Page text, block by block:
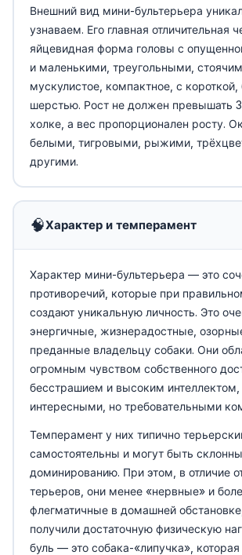
Внешний вид мини-бультерьера
узнаваем. Его главная отличительная
яйцевидная форма головы с
и маленькими, треугольными,
мускулистое, компактное, с
шерстью. Рост не должен превышать
холке, а вес пропорционален росту.
белыми, тигровыми, рыжими,
другими.
🧠Характер и темперамент
Характер мини-бультерьера — это
противоречий, которые при
создают уникальную личность. Это
энергичные, жизнерадостные,
преданные владельцу собаки. Они
огромным чувством собственного
бесстрашием и высоким интеллектом,
интересными, но требовательными
Темперамент у них типично
самостоятельны и могут быть
доминированию. При этом, в отличие
терьеров, они менее «нервные» и
флегматичные в домашней
получили достаточную физическую
буль — это собака-«липучка»,